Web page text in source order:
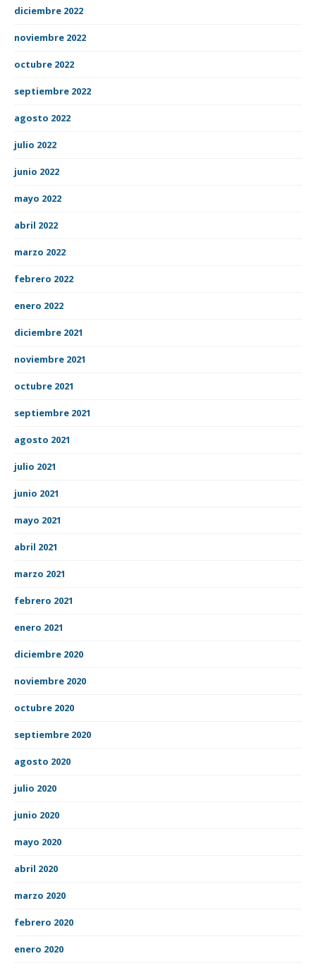
diciembre 2022
noviembre 2022
octubre 2022
septiembre 2022
agosto 2022
julio 2022
junio 2022
mayo 2022
abril 2022
marzo 2022
febrero 2022
enero 2022
diciembre 2021
noviembre 2021
octubre 2021
septiembre 2021
agosto 2021
julio 2021
junio 2021
mayo 2021
abril 2021
marzo 2021
febrero 2021
enero 2021
diciembre 2020
noviembre 2020
octubre 2020
septiembre 2020
agosto 2020
julio 2020
junio 2020
mayo 2020
abril 2020
marzo 2020
febrero 2020
enero 2020